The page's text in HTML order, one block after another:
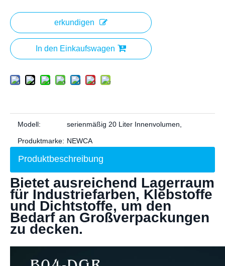
erkundigen
In den Einkaufswagen
Modell: serienmäßig 20 Liter Innenvolumen,
Produktmarke: NEWCA
Produktbeschreibung
Bietet ausreichend Lagerraum
für Industriefarben, Klebstoffe
und Dichtstoffe, um den
Bedarf an Großverpackungen
zu decken.